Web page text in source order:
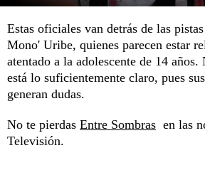
Estas oficiales van detrás de las
Mono' Uribe, quienes parecen estar
atentado a la adolescente de 14
está lo suficientemente claro, pues
generan dudas.
No te pierdas Entre Sombras en las
Televisión.